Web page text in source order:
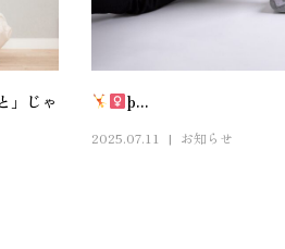
」じゃ
þ...
2025.07.11 お知らせ